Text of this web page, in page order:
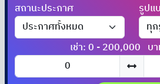
สถานะประกาศ รูปแ
เช่า: 0 - 200,000 บ